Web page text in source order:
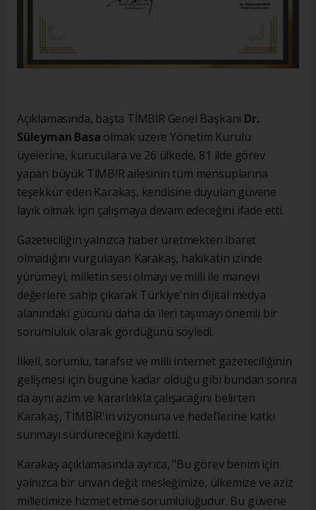
Açıklamasında, başta TİMBİR Genel Başkanı Dr.
Süleyman Basa olmak üzere Yönetim Kurulu
üyelerine, kuruculara ve 26 ülkede, 81 ilde görev
yapan büyük TİMBİR ailesinin tüm mensuplarına
teşekkür eden Karakaş, kendisine duyulan güvene
layık olmak için çalışmaya devam edeceğini ifade etti.
Gazeteciliğin yalnızca haber üretmekten ibaret
olmadığını vurgulayan Karakaş, hakikatin izinde
yürümeyi, milletin sesi olmayı ve milli ile manevi
değerlere sahip çıkarak Türkiye'nin dijital medya
alanındaki gücünü daha da ileri taşımayı önemli bir
sorumluluk olarak gördüğünü söyledi.
İlkeli, sorumlu, tarafsız ve milli internet gazeteciliğinin
gelişmesi için bugüne kadar olduğu gibi bundan sonra
da aynı azim ve kararlılıkla çalışacağını belirten
Karakaş, TİMBİR'in vizyonuna ve hedeflerine katkı
sunmayı sürdüreceğini kaydetti.
Karakaş açıklamasında ayrıca, "Bu görev benim için
yalnızca bir unvan değil; mesleğimize, ülkemize ve aziz
milletimize hizmet etme sorumluluğudur. Bu güvene